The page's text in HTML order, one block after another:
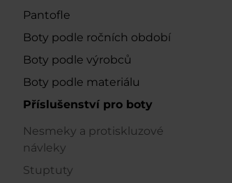
Pantofle
Boty podle ročních období
Boty podle výrobců
Boty podle materiálu
Příslušenství pro boty
Nesmeky a protiskluzové
návleky
Stuptuty